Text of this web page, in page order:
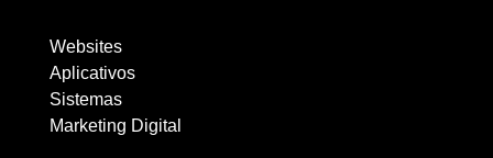
Websites
Aplicativos
Sistemas
Marketing Digital